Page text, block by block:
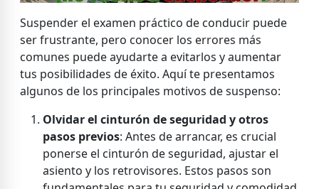
Suspender el examen práctico de conducir puede
ser frustrante, pero conocer los errores más
comunes puede ayudarte a evitarlos y aumentar
tus posibilidades de éxito. Aquí te presentamos
algunos de los principales motivos de suspenso:
Olvidar el cinturón de seguridad y otros
pasos previos: Antes de arrancar, es crucial
ponerse el cinturón de seguridad, ajustar el
asiento y los retrovisores. Estos pasos son